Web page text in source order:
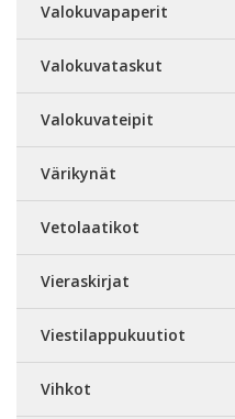
Valokuvapaperit
Valokuvataskut
Valokuvateipit
Värikynät
Vetolaatikot
Vieraskirjat
Viestilappukuutiot
Vihkot